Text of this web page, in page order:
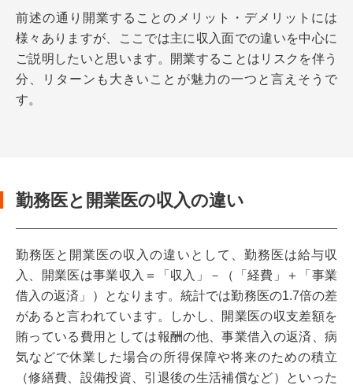
前述の通り開業することのメリット・デメリットには
様々ありますが、ここでは主に収入面での違いを中心に
ご説明したいと思います。開業することはリスクを伴う
分、リターンも大きいことが魅力の一つと言えそうで
す。
勤務医と開業医の収入の違い
勤務医と開業医の収入の違いとして、勤務医は給与収
入、開業医は事業収入＝「収入」－（「経費」＋「事業
借入の返済」）となります。統計では勤務医の1.7倍の差
があると言われています。しかし、開業医の収支差額を
賄っている費用としては報酬の他、事業借入の返済、病
気などで休業した場合の所得保障や将来のための積立
（修繕費、設備投資、引退後の生活補償など）といった